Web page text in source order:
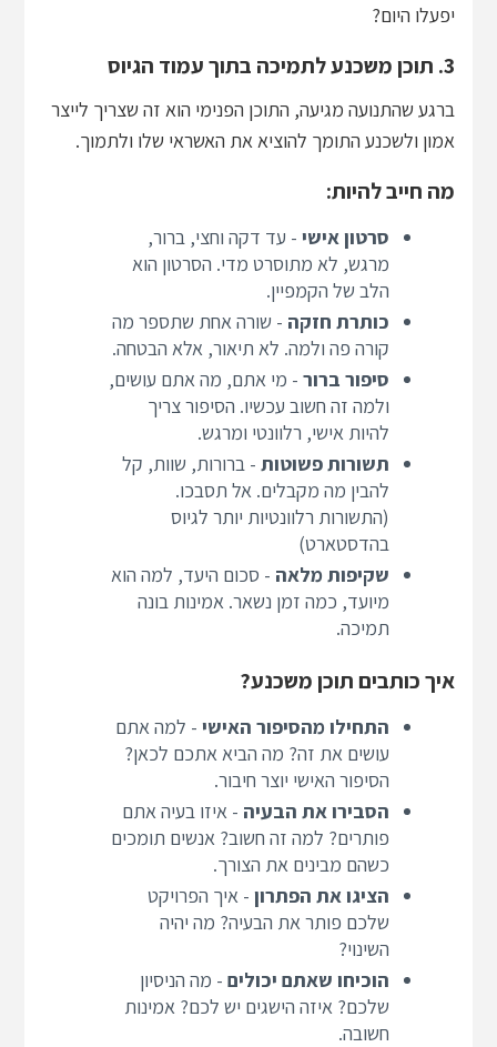
יפעלו היום?
3. תוכן משכנע לתמיכה בתוך עמוד הגיוס
ברגע שהתנועה מגיעה, התוכן הפנימי הוא זה שצריך לייצר
אמון ולשכנע התומך להוציא את האשראי שלו ולתמוך.
מה חייב להיות:
סרטון אישי- עד דקה וחצי, ברור,
מרגש, לא מתוסרט מדי. הסרטון הוא
הלב של הקמפיין.
כותרת חזקה - שורה אחת שתספר מה
קורה פה ולמה. לא תיאור, אלא הבטחה.
סיפור ברור- מי אתם, מה אתם עושים,
ולמה זה חשוב עכשיו. הסיפור צריך
להיות אישי, רלוונטי ומרגש.
תשורות פשוטות- ברורות, שוות, קל
להבין מה מקבלים. אל תסבכו.
(התשורות רלוונטיות יותר לגיוס
בהדסטארט)
שקיפות מלאה - סכום היעד, למה הוא
מיועד, כמה זמן נשאר. אמינות בונה
תמיכה.
איך כותבים תוכן משכנע?
התחילו מהסיפור האישי- למה אתם
עושים את זה? מה הביא אתכם לכאן?
הסיפור האישי יוצר חיבור.
הסבירו את הבעיה - איזו בעיה אתם
פותרים? למה זה חשוב? אנשים תומכים
כשהם מבינים את הצורך.
הציגו את הפתרון- איך הפרויקט
שלכם פותר את הבעיה? מה יהיה
השינוי?
הוכיחו שאתם יכולים- מה הניסיון
שלכם? איזה הישגים יש לכם? אמינות
חשובה.